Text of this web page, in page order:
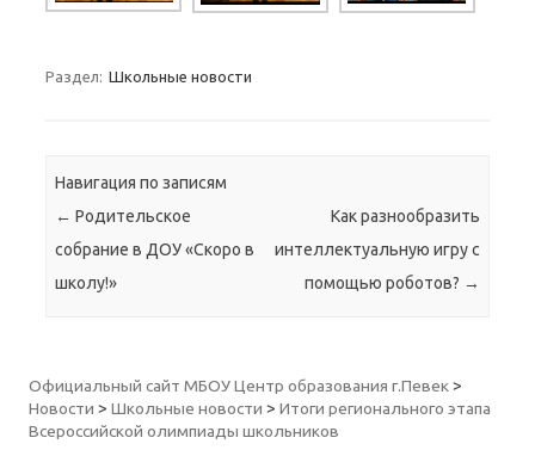
Раздел: Школьные новости
Навигация по записям
← Родительское
собрание в ДОУ «Скоро в
школу!»
Как разнообразить
интеллектуальную игру с
помощью роботов? →
Официальный сайт МБОУ Центр образования г.Певек>
Новости > Школьные новости > Итоги регионального этапа
Всероссийской олимпиады школьников